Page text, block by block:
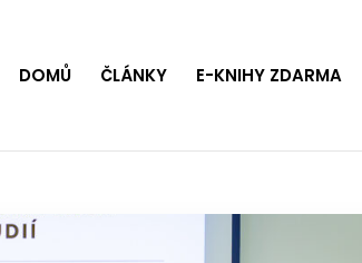
DOMŮ ČLÁNKY E-KNIHY ZDARMA